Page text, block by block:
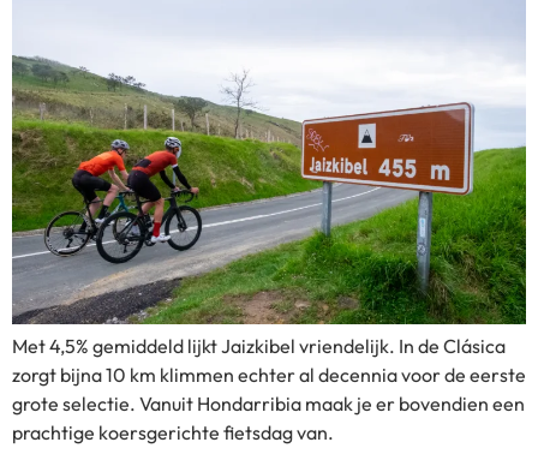
Met 4,5% gemiddeld lijkt Jaizkibel vriendelijk. In de Clásica
zorgt bijna 10 km klimmen echter al decennia voor de eerste
grote selectie. Vanuit Hondarribia maak je er bovendien een
prachtige koersgerichte fietsdag van.